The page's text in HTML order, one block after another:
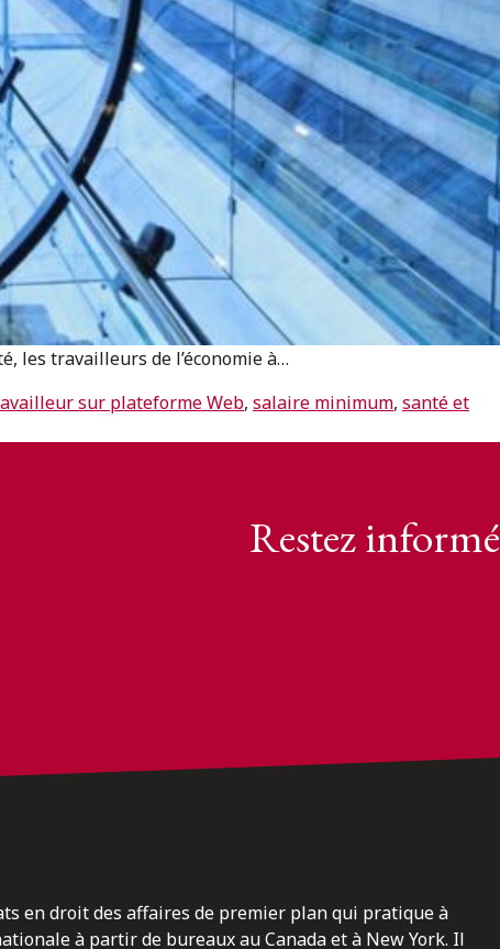
les travailleurs de l’économie à…
sur plateforme Web, salaire minimum, santé et
Restez informé
en droit des affaires de premier plan qui pratique à
à partir de bureaux au Canada et à New York. Il